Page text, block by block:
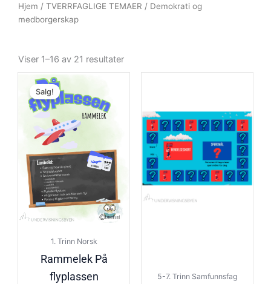
Hjem / TVERRFAGLIGE TEMAER / Demokrati og
medborgerskap
Viser 1–16 av 21 resultateretter
Salg!
1. Trinn Norsk
Rammelek På
flyplassen
pris
var:
kr65.00.
pris
er:
kr55.00.
5-7. Trinn Samfunnsfag